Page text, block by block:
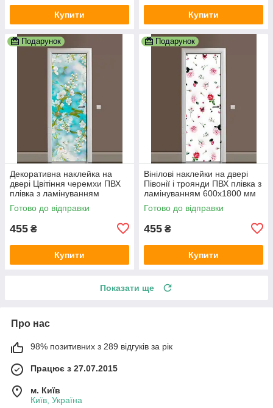
Купити Купити
Подарунок
Декоративна наклейка на
двері Цвітіння черемхи ПВХ
плівка з ламінуванням
600х1800 мм квіти Блакитний
Готово до відправки
455 ₴
Купити
Подарунок
Вінілові наклейки на двері
Півонії і троянди ПВХ плівка з
ламінуванням 600х1800 мм
квіти Білий
Готово до відправки
455 ₴
Купити
Показати ще
Про нас
98% позитивних з 289 відгуків за рік
Працює з 27.07.2015
м. Київ
Київ, Україна